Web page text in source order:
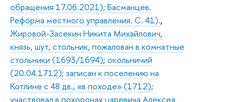
обращения 17.06.2021); Басманцев.
Реформа местного управления. С. 41).,
Жировой-Засекин Никита Михайлович,
князь, шут, стольник, пожалован в комнатные
стольники (1693/1694); окольничий
(20.04.1712); записан к поселению на
Котлине с 48 дв., «в походе» (1712);
участвовал в похоронах царевича Алексея